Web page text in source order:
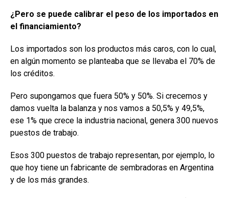
¿Pero se puede calibrar el peso de los importados en
el financiamiento?
Los importados son los productos más caros, con lo cual,
en algún momento se planteaba que se llevaba el 70% de
los créditos.
Pero supongamos que fuera 50% y 50%. Si crecemos y
damos vuelta la balanza y nos vamos a 50,5% y 49,5%,
ese 1% que crece la industria nacional, genera 300 nuevos
puestos de trabajo.
Esos 300 puestos de trabajo representan, por ejemplo, lo
que hoy tiene un fabricante de sembradoras en Argentina
y de los más grandes.